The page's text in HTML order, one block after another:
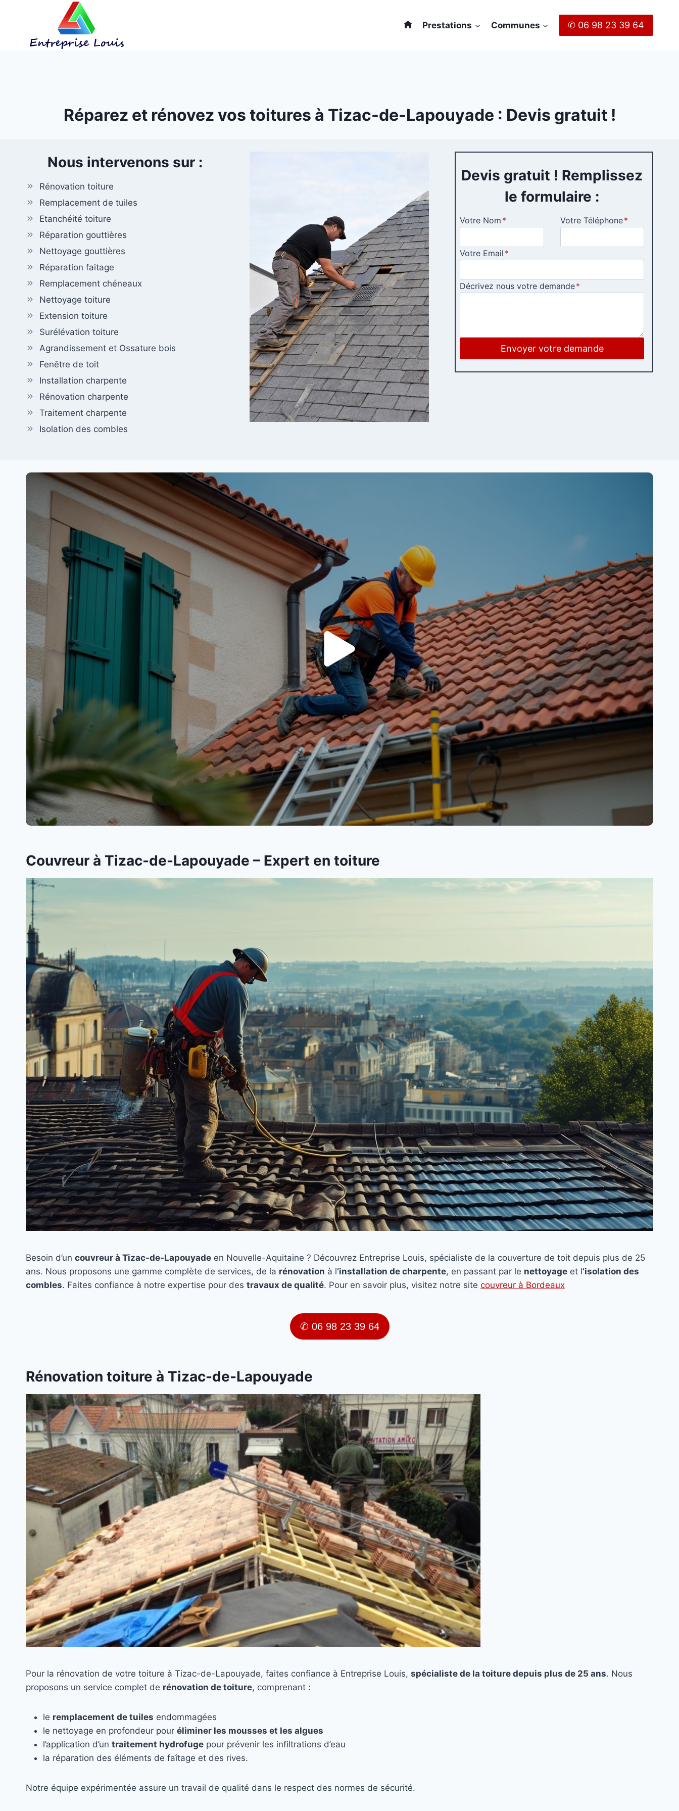
Prestations Communes ✆ 06 98 23 39 64
Réparez et rénovez vos toitures à Tizac-de-Lapouyade : Devis gratuit !
Nous intervenons sur :
Rénovation toiture
Remplacement de tuiles
Etanchéité toiture
Réparation gouttières
Nettoyage gouttières
Réparation faitage
Remplacement chéneaux
Nettoyage toiture
Extension toiture
Surélévation toiture
Agrandissement et Ossature bois
Fenêtre de toit
Installation charpente
Rénovation charpente
Traitement charpente
Isolation des combles
Devis gratuit ! Remplissez
le formulaire :
Votre Nom * Votre Téléphone*
Votre Email *
Décrivez nous votre demande*
Envoyer votre demande
Couvreur à Tizac-de-Lapouyade – Expert en toiture
Besoin d’un couvreur à Tizac-de-Lapouyade en Nouvelle-Aquitaine ? Découvrez Entreprise Louis, spécialiste de la couverture de toit depuis plus de 25
ans. Nous proposons une gamme complète de services, de la rénovation à l‘installation de charpente, en passant par le nettoyage et l‘isolation des
combles. Faites confiance à notre expertise pour des travaux de qualité. Pour en savoir plus, visitez notre site couvreur à Bordeaux
✆ 06 98 23 39 64
Rénovation toiture à Tizac-de-Lapouyade
Pour la rénovation de votre toiture à Tizac-de-Lapouyade, faites confiance à Entreprise Louis, spécialiste de la toiture depuis plus de 25 ans. Nous
proposons un service complet de rénovation de toiture, comprenant :
le remplacement de tuiles endommagées
le nettoyage en profondeur pour éliminer les mousses et les algues
l’application d’un traitement hydrofuge pour prévenir les infiltrations d’eau
la réparation des éléments de faîtage et des rives.
Notre équipe expérimentée assure un travail de qualité dans le respect des normes de sécurité.